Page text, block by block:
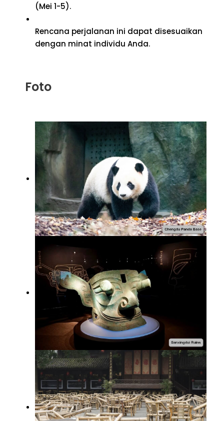
(Mei 1-5).
Rencana perjalanan ini dapat disesuaikan
dengan minat individu Anda.
Foto